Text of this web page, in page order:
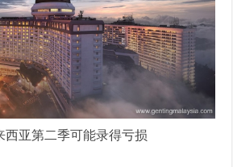
西亚第二季可能录得亏损